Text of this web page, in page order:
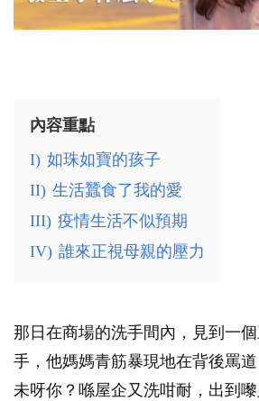
內容重點
I) 如珠如寶的孩子
II) 生活蠶食了我的愛
III) 疫情生活不似預期
IV) 誰來正視母親的壓力
那日在商場的洗手間內，見到一
手，他媽媽青筋暴現地在背後罵
未呀你？喺屋企又洗咁耐，出到嚟